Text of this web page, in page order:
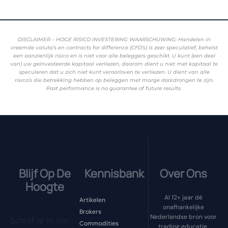
DISCLAIMER – HOGE RISICO INVESTERING WAARSCHUWING: Handelen in
vreemde valuta’s en contracts for difference (CFD’s) is zeer speculatief, behelst
een aanzienlijk risico en is niet voor alle beleggers geschikt. U kunt (een deel
van) uw geïnvesteerde kapitaal verliezen, daarom dient u niet met kapitaal te
speculeren dat u zich niet kunt veroorloven te verliezen. U dient van alle
risico’s die betrekking hebben op beleggen met marge doordrongen te zijn.
Past performance is no guarantee of future results.
Blijf Op De
Hoogte
Kennisbank
Artikelen
Brokers
Commodities
Over Ons
Al 12+ jaar dé
onafhankelijke
Nederlandse bron voor